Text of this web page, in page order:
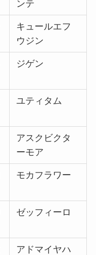
ンテ
キュールエフ
ウジン
ジゲン
ユティタム
アスクビクタ
ーモア
モカフラワー
ゼッフィーロ
アドマイヤハ